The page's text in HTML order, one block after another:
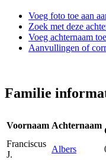
Voeg foto toe aan
Zoek met deze
Voeg achternaam
Aanvullingen of
Familie
Voornaam Achternaam
Franciscus
J.
Albers